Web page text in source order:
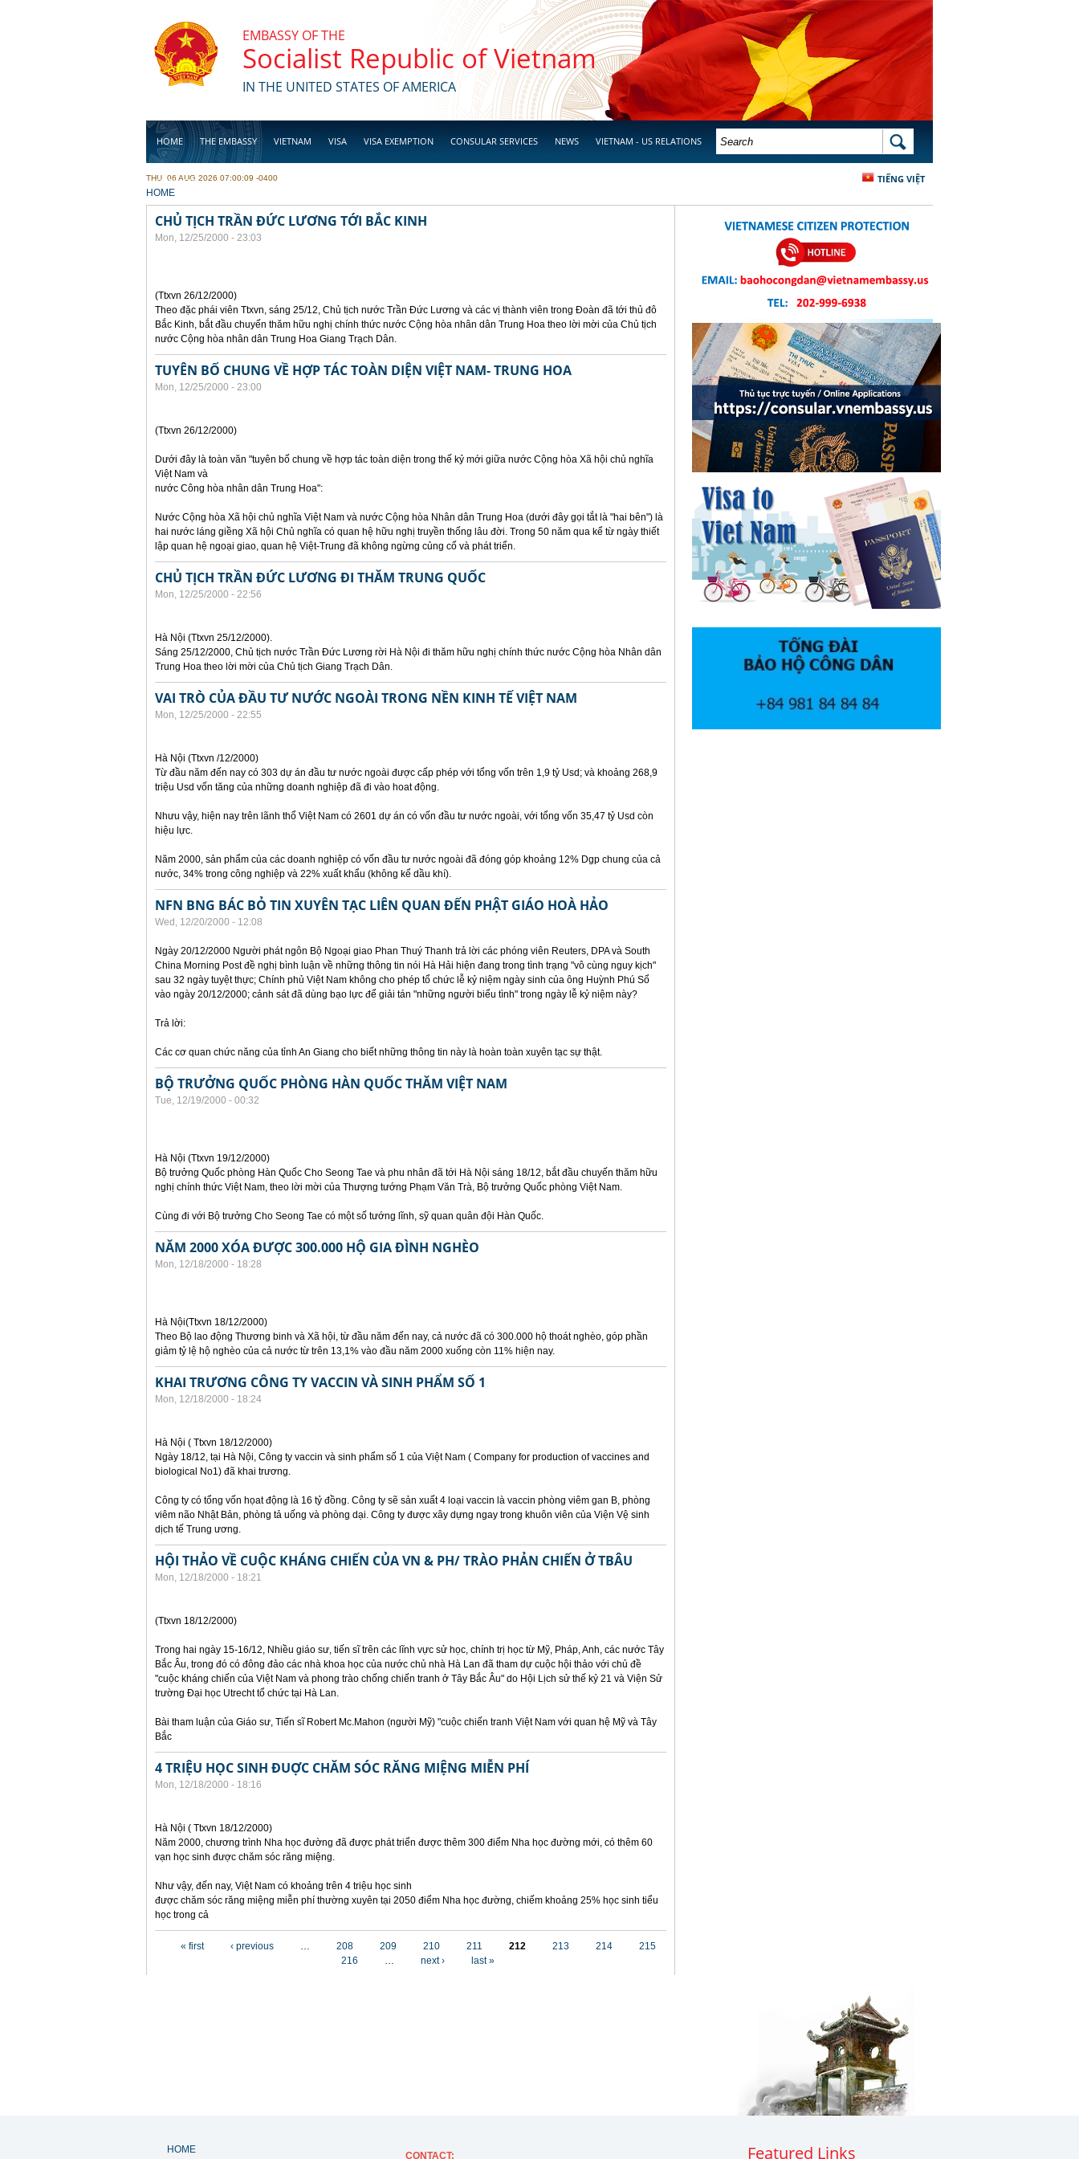
EMBASSY OF THE
Socialist Republic of Vietnam
IN THE UNITED STATES OF AMERICA
HOME THE EMBASSY VIETNAM VISA VISA EXEMPTION CONSULAR SERVICES NEWS VIETNAM - US RELATIONS
BUSINESS
SEARCH FORM SEARCH
TIẾNG VIỆT
THU, 06 AUG 2026 07:00:09 -0400
YOU ARE HERE
HOME
CHỦ TỊCH TRẦN ĐỨC LƯƠNG TỚI BẮC KINH
Mon, 12/25/2000 - 23:03
(Ttxvn 26/12/2000)
Theo đặc phái viên Ttxvn, sáng 25/12, Chủ tịch nước Trần Đức Lương và các vị thành viên trong Đoàn đã tới thủ đô
Bắc Kinh, bắt đầu chuyến thăm hữu nghị chính thức nước Cộng hòa nhân dân Trung Hoa theo lời mời của Chủ tịch
nước Cộng hòa nhân dân Trung Hoa Giang Trạch Dân.
TUYÊN BỐ CHUNG VỀ HỢP TÁC TOÀN DIỆN VIỆT NAM- TRUNG HOA
Mon, 12/25/2000 - 23:00
(Ttxvn 26/12/2000)
Dưới đây là toàn văn "tuyên bố chung về hợp tác toàn diện trong thế kỷ mới giữa nước Cộng hòa Xã hội chủ nghĩa
Việt Nam và
nước Công hòa nhân dân Trung Hoa":
Nước Cộng hòa Xã hội chủ nghĩa Việt Nam và nước Cộng hòa Nhân dân Trung Hoa (dưới đây gọi tắt là "hai bên") là
hai nước láng giềng Xã hội Chủ nghĩa có quan hệ hữu nghị truyền thống lâu đời. Trong 50 năm qua kể từ ngày thiết
lập quan hệ ngoại giao, quan hệ Việt-Trung đã không ngừng củng cố và phát triển.
CHỦ TỊCH TRẦN ĐỨC LƯƠNG ĐI THĂM TRUNG QUỐC
Mon, 12/25/2000 - 22:56
Hà Nội (Ttxvn 25/12/2000).
Sáng 25/12/2000, Chủ tịch nước Trần Đức Lương rời Hà Nội đi thăm hữu nghị chính thức nước Cộng hòa Nhân dân
Trung Hoa theo lời mời của Chủ tịch Giang Trạch Dân.
VAI TRÒ CỦA ĐẦU TƯ NƯỚC NGOÀI TRONG NỀN KINH TẾ VIỆT NAM
Mon, 12/25/2000 - 22:55
Hà Nội (Ttxvn /12/2000)
Từ đầu năm đến nay có 303 dự án đầu tư nước ngoài được cấp phép với tổng vốn trên 1,9 tỷ Usd; và khoảng 268,9
triệu Usd vốn tăng của những doanh nghiệp đã đi vào hoat động.
Nhưu vậy, hiện nay trên lãnh thổ Việt Nam có 2601 dự án có vốn đầu tư nước ngoài, với tổng vốn 35,47 tỷ Usd còn
hiệu lực.
Năm 2000, sản phẩm của các doanh nghiệp có vốn đầu tư nước ngoài đã đóng góp khoảng 12% Dgp chung của cả
nước, 34% trong công nghiệp và 22% xuất khẩu (không kể dầu khí).
NFN BNG BÁC BỎ TIN XUYÊN TẠC LIÊN QUAN ĐẾN PHẬT GIÁO HOÀ HẢO
Wed, 12/20/2000 - 12:08
Ngày 20/12/2000 Người phát ngôn Bộ Ngoại giao Phan Thuý Thanh trả lời các phóng viên Reuters, DPA và South
China Morning Post đề nghị bình luận về những thông tin nói Hà Hải hiện đang trong tình trạng "vô cùng nguy kịch"
sau 32 ngày tuyệt thực; Chính phủ Việt Nam không cho phép tổ chức lễ kỷ niệm ngày sinh của ông Huỳnh Phú Sổ
vào ngày 20/12/2000; cảnh sát đã dùng bạo lực để giải tán "những người biểu tình" trong ngày lễ kỷ niệm này?
Trả lời:
Các cơ quan chức năng của tỉnh An Giang cho biết những thông tin này là hoàn toàn xuyên tạc sự thật.
BỘ TRƯỞNG QUỐC PHÒNG HÀN QUỐC THĂM VIỆT NAM
Tue, 12/19/2000 - 00:32
Hà Nội (Ttxvn 19/12/2000)
Bộ trưởng Quốc phòng Hàn Quốc Cho Seong Tae và phu nhân đã tới Hà Nội sáng 18/12, bắt đầu chuyến thăm hữu
nghị chính thức Việt Nam, theo lời mời của Thượng tướng Phạm Văn Trà, Bộ trưởng Quốc phòng Việt Nam.
Cùng đi với Bộ trưởng Cho Seong Tae có một số tướng lĩnh, sỹ quan quân đội Hàn Quốc.
NĂM 2000 XÓA ĐƯỢC 300.000 HỘ GIA ĐÌNH NGHÈO
Mon, 12/18/2000 - 18:28
Hà Nội(Ttxvn 18/12/2000)
Theo Bộ lao động Thương binh và Xã hội, từ đầu năm đến nay, cả nước đã có 300.000 hộ thoát nghèo, góp phần
giảm tỷ lệ hộ nghèo của cả nước từ trên 13,1% vào đầu năm 2000 xuống còn 11% hiện nay.
KHAI TRƯƠNG CÔNG TY VACCIN VÀ SINH PHẨM SỐ 1
Mon, 12/18/2000 - 18:24
Hà Nội ( Ttxvn 18/12/2000)
Ngày 18/12, tại Hà Nội, Công ty vaccin và sinh phẩm số 1 của Việt Nam ( Company for production of vaccines and
biological No1) đã khai trương.
Công ty có tổng vốn họat động là 16 tỷ đồng. Công ty sẽ sản xuất 4 loại vaccin là vaccin phòng viêm gan B, phòng
viêm não Nhật Bản, phòng tả uống và phòng dại. Công ty được xây dựng ngay trong khuôn viên của Viện Vệ sinh
dịch tế Trung ương.
HỘI THẢO VỀ CUỘC KHÁNG CHIẾN CỦA VN & PH/ TRÀO PHẢN CHIẾN Ở TBÂU
Mon, 12/18/2000 - 18:21
(Ttxvn 18/12/2000)
Trong hai ngày 15-16/12, Nhiều giáo sư, tiến sĩ trên các lĩnh vực sử học, chính trị học từ Mỹ, Pháp, Anh, các nước Tây
Bắc Âu, trong đó có đông đảo các nhà khoa học của nước chủ nhà Hà Lan đã tham dự cuộc hội thảo với chủ đề
"cuộc kháng chiến của Việt Nam và phong trào chống chiến tranh ở Tây Bắc Âu" do Hội Lịch sử thế kỷ 21 và Viện Sử
trường Đại học Utrecht tổ chức tại Hà Lan.
Bài tham luận của Giáo sư, Tiến sĩ Robert Mc.Mahon (người Mỹ) "cuộc chiến tranh Việt Nam với quan hệ Mỹ và Tây
Bắc
4 TRIỆU HỌC SINH ĐUỢC CHĂM SÓC RĂNG MIỆNG MIỄN PHÍ
Mon, 12/18/2000 - 18:16
Hà Nội ( Ttxvn 18/12/2000)
Năm 2000, chương trình Nha học đường đã được phát triển được thêm 300 điểm Nha học đường mới, có thêm 60
vạn học sinh được chăm sóc răng miệng.
Như vậy, đến nay, Việt Nam có khoảng trên 4 triệu học sinh
được chăm sóc răng miệng miễn phí thường xuyên tại 2050 điểm Nha học đường, chiếm khoảng 25% học sinh tiểu
học trong cả
« first ‹ previous … 208 209 210 211 212 213 214
215
216
… next › last »
HOME
CONTACT: Featured Links